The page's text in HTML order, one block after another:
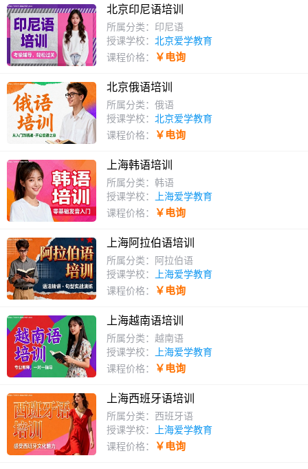
北京印尼语培训
所属分类：印尼语
授课学校： 北京爱学教育
课程价格：
￥电询
北京俄语培训
所属分类：俄语
授课学校： 北京爱学教育
课程价格：
￥电询
上海韩语培训
所属分类：韩语
授课学校：
上海爱学教育
课程价格：
￥电询
上海阿拉伯语培训
所属分类：阿拉伯语
授课学校：
上海爱学教育
课程价格：
￥电询
上海越南语培训
所属分类：越南语
授课学校：
上海爱学教育
课程价格：
￥电询
上海西班牙语培训
所属分类：西班牙语
授课学校：
上海爱学教育
课程价格：
￥电询